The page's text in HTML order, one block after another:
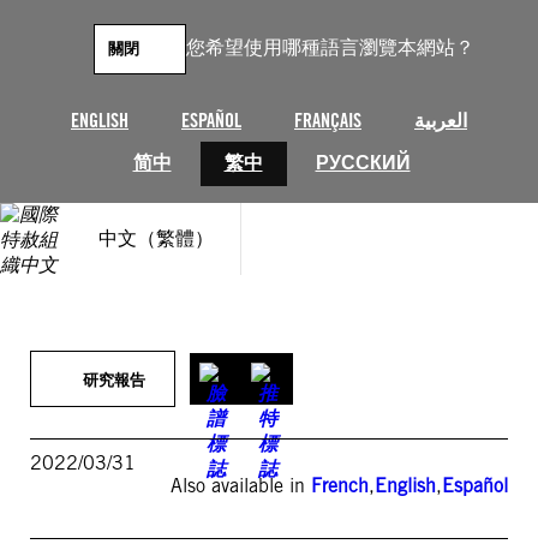
您希望使用哪種語言瀏覽本網站？
ENGLISH ESPAÑOL FRANÇAIS
العربية
简中
繁中 РУССКИЙ
關閉
中文（繁體）
研究報告
2022/03/31
Also available in French,English,Español